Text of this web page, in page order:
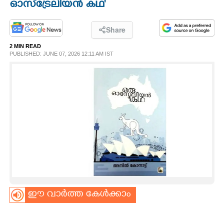
ASTRO
ഓസ്ട്രേലിയൻ കഥ'
Share
2 MIN READ
PUBLISHED: JUNE 07, 2026 12:11 AM IST
ഈ വാർത്ത കേൾക്കാം